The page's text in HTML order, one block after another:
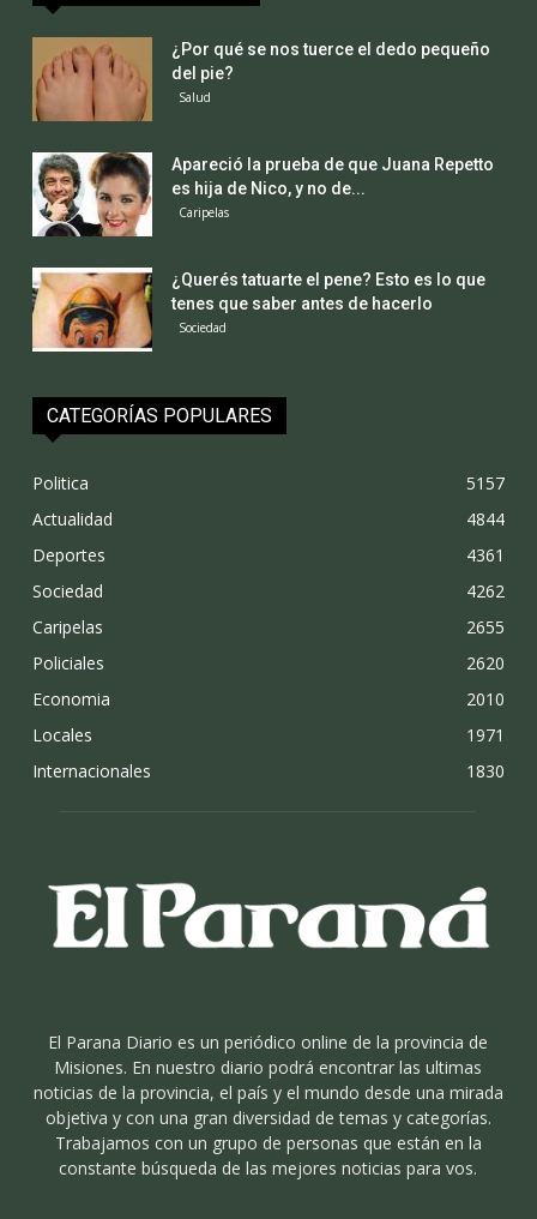
¿Por qué se nos tuerce el dedo pequeño
del pie?
Salud
Apareció la prueba de que Juana Repetto
es hija de Nico, y no de...
Caripelas
¿Querés tatuarte el pene? Esto es lo que
tenes que saber antes de hacerlo
Sociedad
CATEGORÍAS POPULARES
Politica
5157
Actualidad
4844
Deportes
4361
Sociedad
4262
Caripelas
2655
Policiales
2620
Economia
2010
Locales
1971
Internacionales
1830
El Parana Diario es un periódico online de la provincia de
Misiones. En nuestro diario podrá encontrar las ultimas
noticias de la provincia, el país y el mundo desde una mirada
objetiva y con una gran diversidad de temas y categorías.
Trabajamos con un grupo de personas que están en la
constante búsqueda de las mejores noticias para vos.